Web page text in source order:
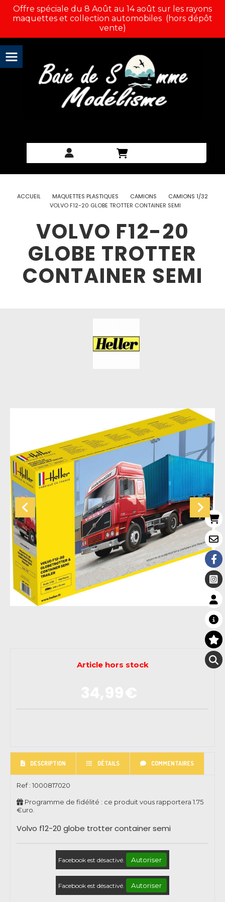
Offre spéciale du 8 Août au 14 août sur les rayons
maquettes et collection automobiles (hors dépôt
vente)
ACCUEIL MAQUETTES PLASTIQUES CAMIONS
CAMIONS 1/32
VOLVO F12-20 GLOBE TROTTER CONTAINER SEMI
VOLVO F12-20
GLOBE TROTTER
CONTAINER SEMI
Article hors stock
DESCRIPTION DÉTAILS COMMENTAIRES
Ref : 1000817020
Programme de fidélité : ce produit vous rapportera 1.75
€uro.
Volvo f12-20 globe trotter container semi
Facebook est désactivé. Autoriser
Facebook est désactivé. Autoriser
Panneau de gestion des cookies